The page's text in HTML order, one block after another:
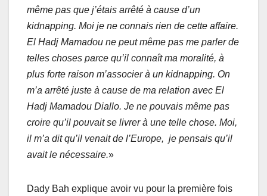
même pas que j’étais arrêté à cause d’un
kidnapping. Moi je ne connais rien de cette affaire.
El Hadj Mamadou ne peut même pas me parler de
telles choses parce qu’il connaît ma moralité, à
plus forte raison m’associer à un kidnapping. On
m’a arrêté juste à cause de ma relation avec El
Hadj Mamadou Diallo. Je ne pouvais même pas
croire qu’il pouvait se livrer à une telle chose. Moi,
il m’a dit qu’il venait de l’Europe, je pensais qu’il
avait le nécessaire.»
Dady Bah explique avoir vu pour la première fois